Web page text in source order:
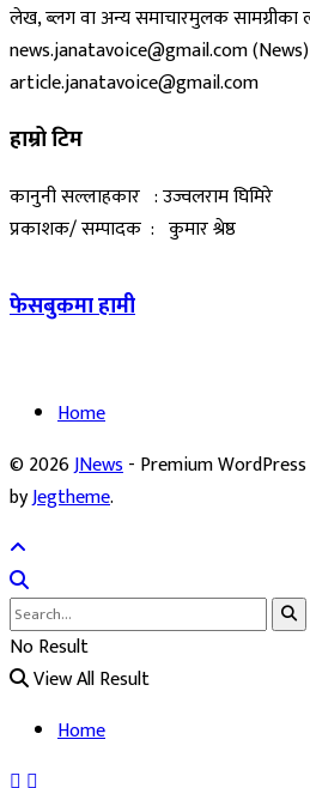
लेख, ब्लग वा अन्य समाचारमुलक सामग्रीका
news.janatavoice@gmail.com (News)
article.janatavoice@gmail.com
हाम्रो टिम
कानुनी सल्लाहकार : उज्वलराम घिमिरे
प्रकाशक/ सम्पादक : कुमार श्रेष्ठ
फेसबुकमा हामी
Home
© 2026JNews- Premium
byJegtheme.
No Result
View All Result
Home